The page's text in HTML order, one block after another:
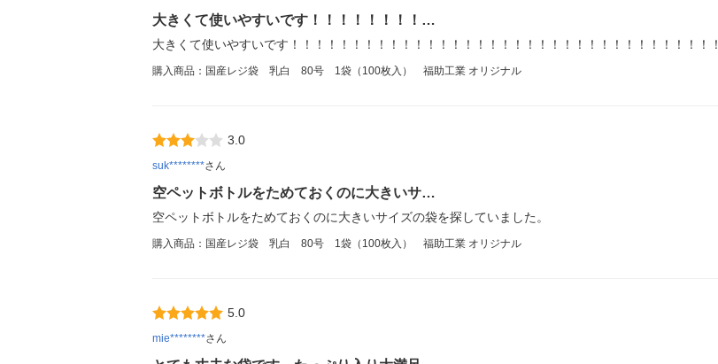
大きくて使いやすいです！！！！！！！！…
大きくて使いやすいです！！！！！！！！！！！！！！！！！！！！！！！！！！！！！！！！！！！
購入商品：国産レジ袋 乳白 80号 1袋（100枚入） 福助工業 オリジナル
3.0
suk********さん
空ペットボトルをためておくのに大きいサ…
空ペットボトルをためておくのに大きいサイズの袋を探していました。
購入商品：国産レジ袋 乳白 80号 1袋（100枚入） 福助工業 オリジナル
5.0
mie********さん